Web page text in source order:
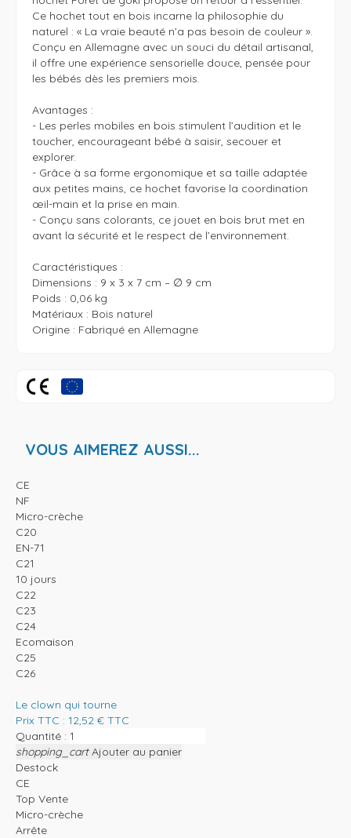
Ce hochet tout en bois incarne la philosophie du
naturel : « La vraie beauté n’a pas besoin de couleur ».
Conçu en Allemagne avec un souci du détail artisanal,
il offre une expérience sensorielle douce, pensée pour
les bébés dès les premiers mois.
Avantages :
- Les perles mobiles en bois stimulent l’audition et le
toucher, encourageant bébé à saisir, secouer et
explorer.
- Grâce à sa forme ergonomique et sa taille adaptée
aux petites mains, ce hochet favorise la coordination
œil-main et la prise en main.
- Conçu sans colorants, ce jouet en bois brut met en
avant la sécurité et le respect de l’environnement.
Caractéristiques :
Dimensions : 9 x 3 x 7 cm – ∅ 9 cm
Poids : 0,06 kg
Matériaux : Bois naturel
Origine : Fabriqué en Allemagne
VOUS AIMEREZ AUSSI...
CE
NF
Micro-crèche
C20
EN-71
C21
10 jours
C22
C23
C24
Ecomaison
C25
C26
Le clown qui tourne
Prix TTC : 12,52 € TTC
Quantité :
shopping_cart Ajouter au panier
Destock
CE
Top Vente
Micro-crèche
Arrête